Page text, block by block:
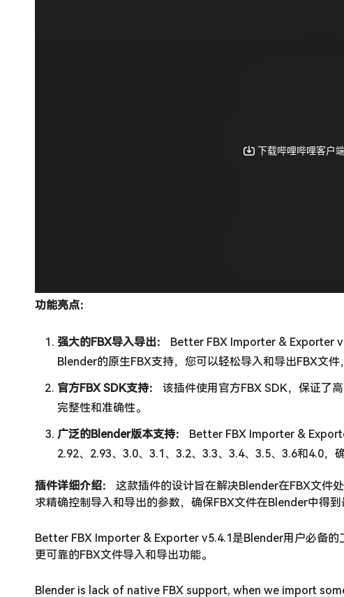
功能亮点：
强大的FBX导入导出：
Better FBX Importer & Exporter
Blender的原生FBX支持，您可以轻松导入和导出FBX文件
官方FBX SDK支持：
该插件使用官方FBX SDK，保证了
完整性和准确性。
广泛的Blender版本支持：
Better FBX Importer &
2.92、2.93、3.0、3.1、3.2、3.3、3.4、3.5、3.6和4.0，
插件详细介绍：
这款插件的设计旨在解决Blender在FBX文件
求精确控制导入和导出的参数，确保FBX文件在Blender中得到
Better FBX Importer & Exporter v5.4.1是Blender用户必备的
更可靠的FBX文件导入和导出功能。
Blender is lack of native FBX support, when we import